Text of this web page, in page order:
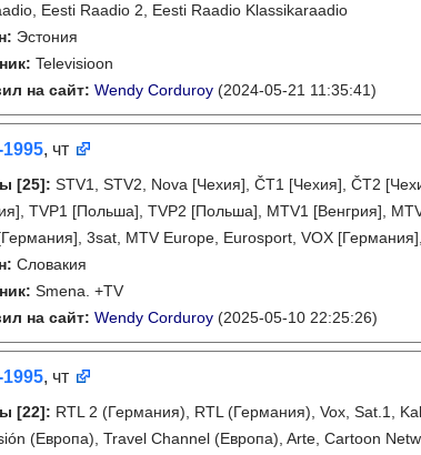
Eesti Raadio 2, Eesti Raadio Klassikaraadio
Эстония
Televisioon
на сайт: Wendy Corduroy (2024-05-21 11:35:41)
1995, чт
[25]: STV1, STV2, Nova [Чехия], ČT1 [Чехия], ČT2
TVP1 [Польша], TVP2 [Польша], MTV1 [Венгрия],
3sat, MTV Europe, Eurosport, VOX
Словакия
Smena. +TV
на сайт: Wendy Corduroy (2025-05-10 22:25:26)
1995, чт
[22]: RTL 2 (Германия), RTL (Германия), Vox, Sat.1,
(Европа), Travel Channel (Европа), Arte, Cartoon